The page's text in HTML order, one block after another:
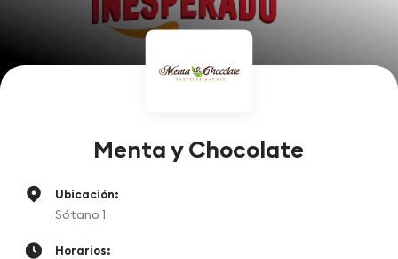
Menta y Chocolate
Ubicación:
Sótano 1
Horarios: